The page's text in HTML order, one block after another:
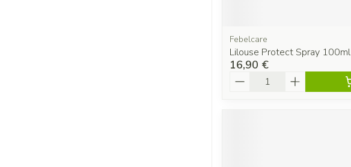
Febelcare
Lilouse Protect Spray 100ml
16,90 €
Quantité